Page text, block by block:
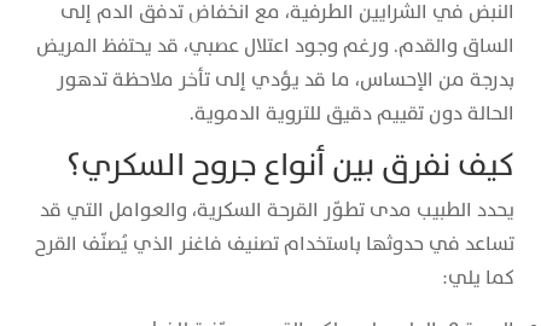
النبض في الشرايين الطرفية، مع انخفاض تدفق الدم إلى
الساق والقدم. ورغم وجود اعتلال عصبي، قد يحتفظ المريض
بدرجة من الإحساس، ما قد يؤدي إلى تأخر ملاحظة تدهور
الحالة دون تقييم دقيق للتروية الدموية.
كيف نفرق بين أنواع جروح السكري؟
يحدد الطبيب مدى تطوّر القرحة السكرية، والعوامل التي قد
تساعد في حدوثها باستخدام تصنيف فاغنر الذي يُصنّف القرح
كما يلي: